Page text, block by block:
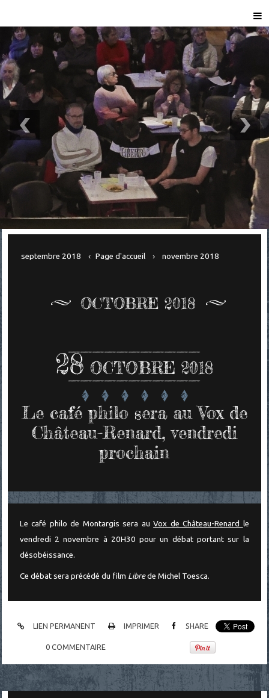
septembre 2018 Page d'accueil novembre 2018
OCTOBRE 2018
28 OCTOBRE 2018
Le café philo sera au Vox de
Château-Renard, vendredi
prochain
Le café philo de Montargis sera auVox de Château-Renard le
vendredi 2 novembre à 20H30 pour un débat portant sur la
désobéissance.
Ce débat sera précédé du film Librede Michel Toesca.
LIEN PERMANENT IMPRIMER SHARE
0 COMMENTAIRE